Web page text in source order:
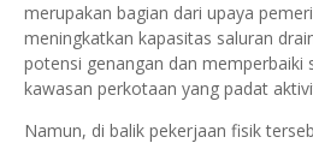
merupakan bagian dari upaya
meningkatkan kapasitas saluran
potensi genangan dan memperbaiki
kawasan perkotaan yang padat
Namun, di balik pekerjaan fisik